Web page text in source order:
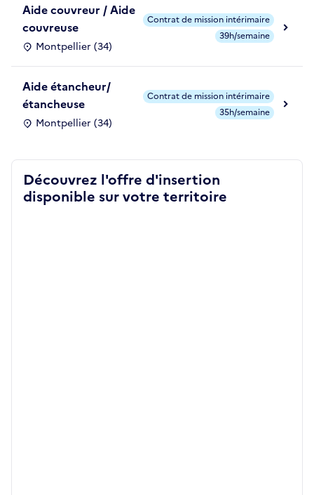
Aide couvreur / Aide
couvreuse
Montpellier (34)
Contrat de mission intérimaire
39h/semaine
Aide étancheur/
étancheuse
Montpellier (34)
Contrat de mission intérimaire
35h/semaine
Découvrez l'offre d'insertion
disponible sur votre territoire